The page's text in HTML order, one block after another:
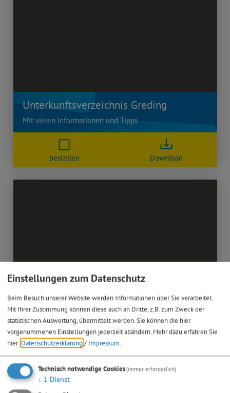
Unterkunftsverzeichnis Greding
Mit vielen Informationen und Tipps
bestellen Download
Einstellungen zum Datenschutz
Beim Besuch unserer Website werden Informationen über Sie verarbeitet.
Mit Ihrer Zustimmung können diese auch an Dritte, z.B. zum Zweck der
statistischen Auswertung, übermittelt werden. Sie können die hier
vorgenommenen Einstellungen jederzeit abändern. Mehr dazu erfahren Sie
hier: Datenschutzerklärung / Impressum
Technisch notwendige Cookies(immer erforderlich)
↓ 1 Dienst